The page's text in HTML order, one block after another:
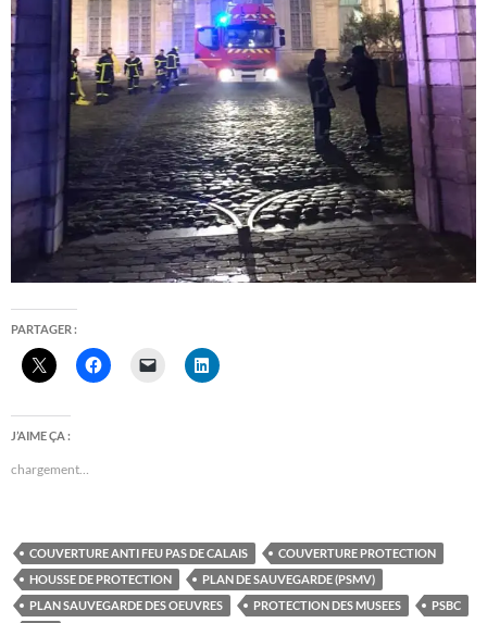
PARTAGER :
J’AIME ÇA :
chargement…
COUVERTURE ANTI FEU PAS DE CALAIS
COUVERTURE PROTECTION
HOUSSE DE PROTECTION
PLAN DE SAUVEGARDE (PSMV)
PLAN SAUVEGARDE DES OEUVRES
PROTECTION DES MUSEES
PSBC